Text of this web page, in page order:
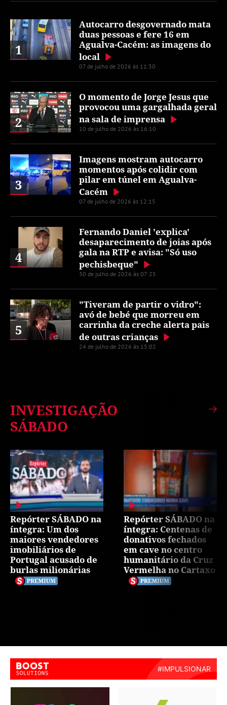
1
Autocarro desgovernado mata
duas pessoas e fere 16 em
Agualva-Cacém: as imagens do
local
07 de julho de 2026 às 11:30
2
O momento de Jorge Jesus que
provocou uma gargalhada geral
na sala de imprensa
10 de julho de 2026 às 16:10
3
Imagens mostram autocarro
momentos após colidir com
pilar em túnel em Agualva-
Cacém
07 de julho de 2026 às 12:15
4
Fernando Daniel 'explica'
desaparecimento de joias após
gala na RTP e avisa: "Só uso
pechisbeque"
30 de julho de 2026 às 07:25
5
"Tiveram de partir o vidro":
avó de bebé que morreu em
carrinha da creche alerta pais
de outras crianças
24 de julho de 2026 às 15:02
INVESTIGAÇÃO
SÁBADO
Repórter SÁBADO na
íntegra: Um dos
maiores vendedores
imobiliários de
Portugal acusado de
burlas milionárias
Repórter SÁBADO na
íntegra: Centenas de
donativos fechados
em cave no centro
humanitário da Cruz
Vermelha no Cartaxo